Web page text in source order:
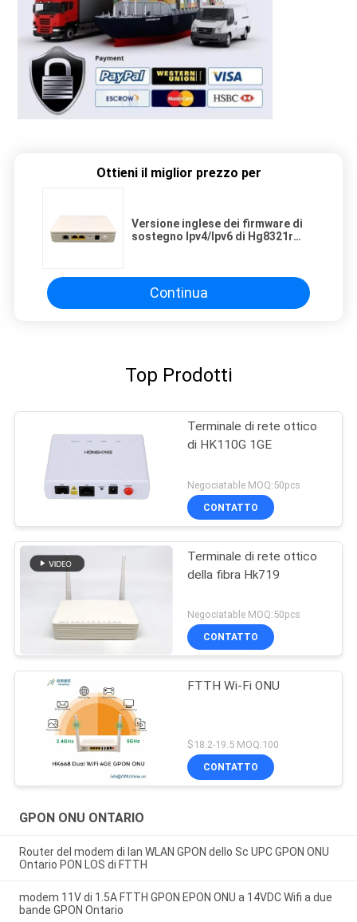
Ottieni il miglior prezzo per
Versione inglese dei firmware di
sostegno Ipv4/Ipv6 di Hg8321r
Continua
Top Prodotti
Terminale di rete ottico
di HK110G 1GE
Negociatable MOQ:50pcs
CONTATTO
Terminale di rete ottico
della fibra Hk719
Negociatable MOQ:50pcs
CONTATTO
FTTH Wi-Fi ONU
$18.2-19.5 MOQ:100
CONTATTO
GPON ONU ONTARIO
Router del modem di lan WLAN GPON dello Sc UPC GPON ONU
Ontario PON LOS di FTTH
modem 11V di 1.5A FTTH GPON EPON ONU a 14VDC Wifi a due
bande GPON Ontario